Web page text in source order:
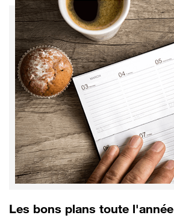
Les bons plans toute l'année